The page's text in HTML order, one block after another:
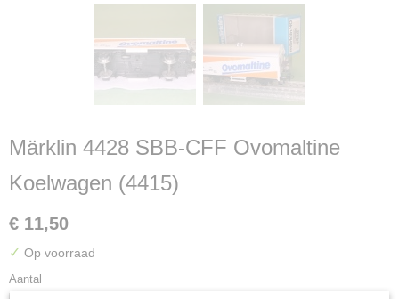
Märklin 4428 SBB-CFF Ovomaltine
Koelwagen (4415)
€ 11,50
✓ Op voorraad
Aantal